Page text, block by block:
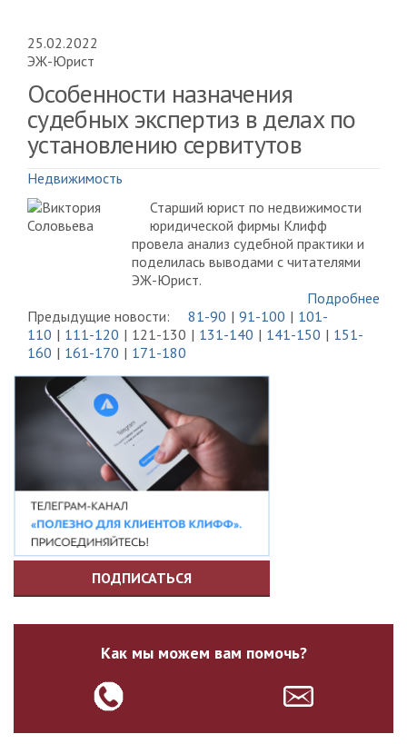
25.02.2022
ЭЖ-Юрист
Особенности назначения
судебных экспертиз в делах по
установлению сервитутов
Недвижимость
Старший юрист по недвижимости
юридической фирмы Клифф
провела анализ судебной практики и
поделилась выводами с читателями
ЭЖ-Юрист.
Подробнее
Предыдущие новости:
81-90 91-100
101-
110
111-120 121-130 131-140 141-150
151-
160
161-170 171-180
ПОДПИСАТЬСЯ
Как мы можем вам помочь?